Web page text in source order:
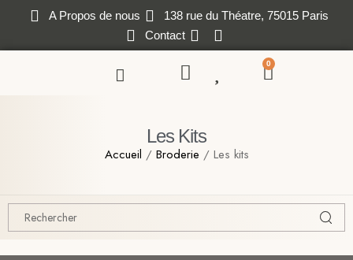
A Propos de nous
138 rue du Théatre, 75015 Paris
Contact
0
Les Kits
Accueil / Broderie / Les kits